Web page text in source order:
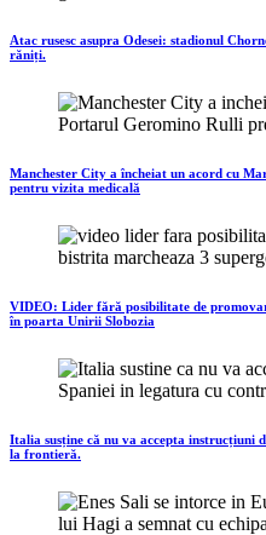
Atac rusesc asupra Odesei: stadionul
răniți.
Manchester City a încheiat un acord cu
pentru vizita medicală
VIDEO: Lider fără posibilitate de
în poarta Unirii Slobozia
Italia susține că nu va accepta instrucțiuni
la frontieră.